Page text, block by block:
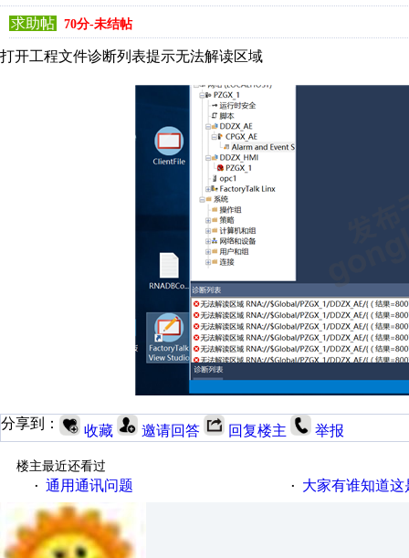
求助帖 70分-未结帖
打开工程文件诊断列表提示无法解读区域
分享到： 收藏 邀请回答 回复楼主 举报
楼主最近还看过
· 通用通讯问题 · 大家有谁知道